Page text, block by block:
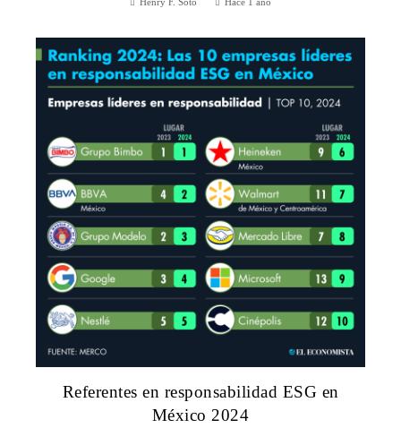
Referentes en responsabilidad ESG en
México 2024